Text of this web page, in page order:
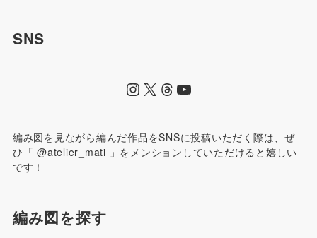
SNS
編み図を見ながら編んだ作品をSNSに投稿いただく際は、ぜ
ひ「 @atelier_mati 」をメンションしていただけると嬉しい
です！
編み図を探す